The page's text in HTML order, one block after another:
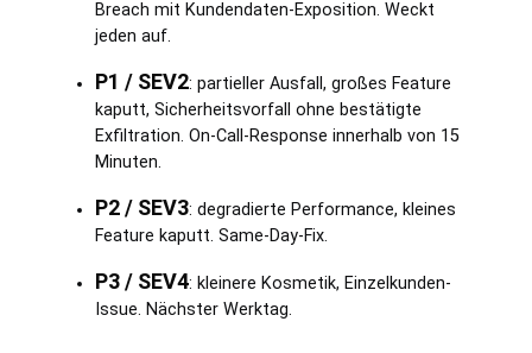
Breach mit Kundendaten-Exposition. Weckt
jeden auf.
P1 / SEV2: partieller Ausfall, großes Feature
kaputt, Sicherheitsvorfall ohne bestätigte
Exfiltration. On-Call-Response innerhalb von 15
Minuten.
P2 / SEV3: degradierte Performance, kleines
Feature kaputt. Same-Day-Fix.
P3 / SEV4: kleinere Kosmetik, Einzelkunden-
Issue. Nächster Werktag.